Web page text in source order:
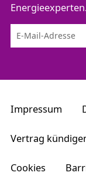
Impressum
Vertrag
Cookies